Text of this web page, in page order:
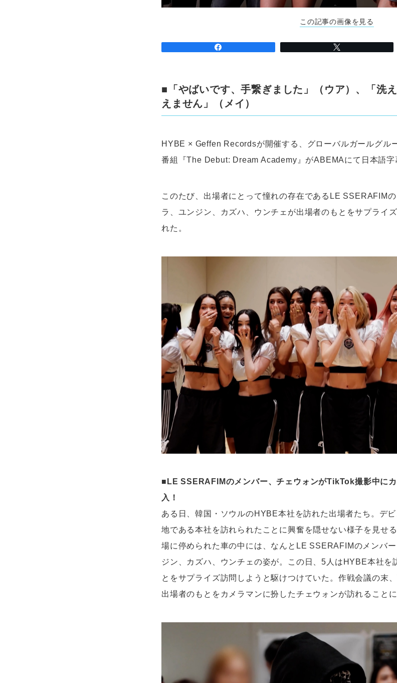
この記事の画像を見る
■「やばいです、手繋ぎました」（ウア）、「洗
えません」（メイ）
HYBE × Geffen Recordsが開催する、グローバルガールグル
番組『The Debut: Dream Academy』がABEMAにて日本語字
このたび、出場者にとって憧れの存在であるLE SSERAFIM
ラ、ユンジン、カズハ、ウンチェが出場者のもとをサプライ
れた。
■LE SSERAFIMのメンバー、チェウォンがTikTok撮影中に
入！
ある日、韓国・ソウルのHYBE本社を訪れた出場者たち。デ
地である本社を訪れられたことに興奮を隠せない様子を見せ
場に停められた車の中には、なんとLE SSERAFIMのメンバ
ジン、カズハ、ウンチェの姿が。この日、5人はHYBE本社を
とをサプライズ訪問しようと駆けつけていた。作戦会議の末
出場者のもとをカメラマンに扮したチェウォンが訪れることに